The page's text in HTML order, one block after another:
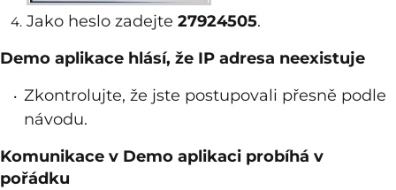
Jako heslo zadejte 27924505.
Demo aplikace hlásí, že IP adresa neexistuje
Zkontrolujte, že jste postupovali přesně podle
návodu.
Komunikace v Demo aplikaci probíhá v
pořádku